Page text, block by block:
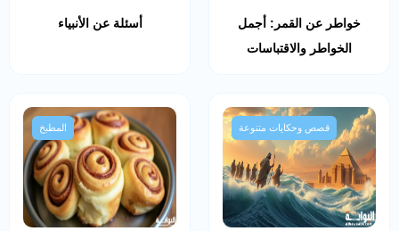
خواطر عن القمر: أجمل
الخواطر والاقتباسات
أسئلة عن الأنبياء
قصص وحكايات متنوعة المطبخ